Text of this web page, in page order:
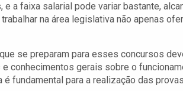
e a faixa salarial pode variar bastante,
na área legislativa não apenas
se preparam para esses concursos
conhecimentos gerais sobre o
fundamental para a realização das